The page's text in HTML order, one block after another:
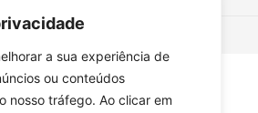
a sua experiência de
ou conteúdos
nosso tráfego. Ao clicar em